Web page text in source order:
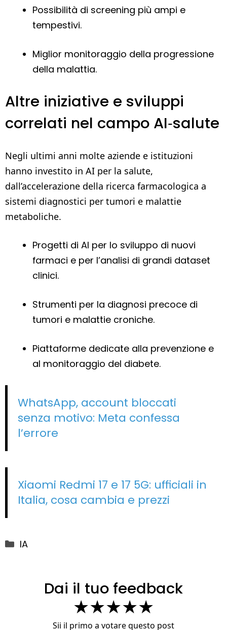
Possibilità di screening più ampi e
tempestivi.
Miglior monitoraggio della progressione
della malattia.
Altre iniziative e sviluppi
correlati nel campo AI‑salute
Negli ultimi anni molte aziende e istituzioni
hanno investito in AI per la salute,
dall’accelerazione della ricerca farmacologica a
sistemi diagnostici per tumori e malattie
metaboliche.
Progetti di AI per lo sviluppo di nuovi
farmaci e per l’analisi di grandi dataset
clinici.
Strumenti per la diagnosi precoce di
tumori e malattie croniche.
Piattaforme dedicate alla prevenzione e
al monitoraggio del diabete.
WhatsApp, account bloccati
senza motivo: Meta confessa
l’errore
Xiaomi Redmi 17 e 17 5G: ufficiali in
Italia, cosa cambia e prezzi
Categorie
IA
Dai il tuo feedback
★★★★★
Sii il primo a votare questo post